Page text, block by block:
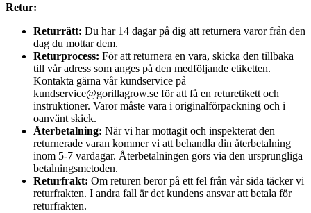
Retur:
Returrätt: Du har 14 dagar på dig att returnera varor från den
dag du mottar dem.
Returprocess: För att returnera en vara, skicka den tillbaka
till vår adress som anges på den medföljande etiketten.
Kontakta gärna vår kundservice på
kundservice@gorillagrow.se för att få en returetikett och
instruktioner. Varor måste vara i originalförpackning och i
oanvänt skick.
Återbetalning: När vi har mottagit och inspekterat den
returnerade varan kommer vi att behandla din återbetalning
inom 5-7 vardagar. Återbetalningen görs via den ursprungliga
betalningsmetoden.
Returfrakt: Om returen beror på ett fel från vår sida täcker vi
returfrakten. I andra fall är det kundens ansvar att betala för
returfrakten.